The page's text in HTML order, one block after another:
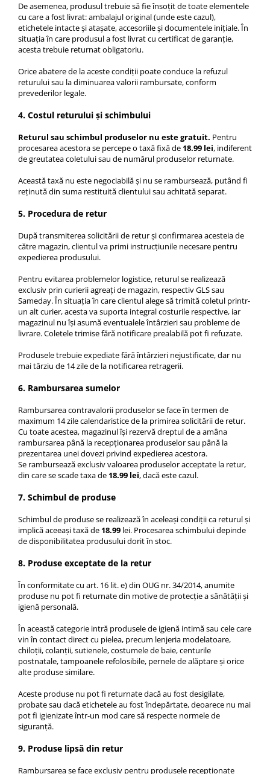
De asemenea, produsul trebuie să fie însoțit de toate elementele
cu care a fost livrat: ambalajul original (unde este cazul),
etichetele intacte și atașate, accesoriile și documentele inițiale. În
situația în care produsul a fost livrat cu certificat de garanție,
acesta trebuie returnat obligatoriu.
Orice abatere de la aceste condiții poate conduce la refuzul
returului sau la diminuarea valorii rambursate, conform
prevederilor legale.
4. Costul returului și schimbului
Returul sau schimbul produselor nu este gratuit. Pentru
procesarea acestora se percepe o taxă fixă de 18.99 lei, indiferent
de greutatea coletului sau de numărul produselor returnate.
Această taxă nu este negociabilă și nu se rambursează, putând fi
reținută din suma restituită clientului sau achitată separat.
5. Procedura de retur
După transmiterea solicitării de retur și confirmarea acesteia de
către magazin, clientul va primi instrucțiunile necesare pentru
expedierea produsului.
Pentru evitarea problemelor logistice, returul se realizează
exclusiv prin curierii agreați de magazin, respectiv GLS sau
Sameday. În situația în care clientul alege să trimită coletul printr-
un alt curier, acesta va suporta integral costurile respective, iar
magazinul nu își asumă eventualele întârzieri sau probleme de
livrare. Coletele trimise fără notificare prealabilă pot fi refuzate.
Produsele trebuie expediate fără întârzieri nejustificate, dar nu
mai târziu de 14 zile de la notificarea retragerii.
6. Rambursarea sumelor
Rambursarea contravalorii produselor se face în termen de
maximum 14 zile calendaristice de la primirea solicitării de retur.
Cu toate acestea, magazinul își rezervă dreptul de a amâna
rambursarea până la recepționarea produselor sau până la
prezentarea unei dovezi privind expedierea acestora.
Se rambursează exclusiv valoarea produselor acceptate la retur,
din care se scade taxa de 18.99 lei, dacă este cazul.
7. Schimbul de produse
Schimbul de produse se realizează în aceleași condiții ca returul și
implică aceeași taxă de 18.99 lei. Procesarea schimbului depinde
de disponibilitatea produsului dorit în stoc.
8. Produse exceptate de la retur
În conformitate cu art. 16 lit. e) din OUG nr. 34/2014, anumite
produse nu pot fi returnate din motive de protecție a sănătății și
igienă personală.
În această categorie intră produsele de igienă intimă sau cele care
vin în contact direct cu pielea, precum lenjeria modelatoare,
chiloții, colanții, sutienele, costumele de baie, centurile
postnatale, tampoanele refolosibile, pernele de alăptare și orice
alte produse similare.
Aceste produse nu pot fi returnate dacă au fost desigilate,
probate sau dacă etichetele au fost îndepărtate, deoarece nu mai
pot fi igienizate într-un mod care să respecte normele de
siguranță.
9. Produse lipsă din retur
Rambursarea se face exclusiv pentru produsele recepționate